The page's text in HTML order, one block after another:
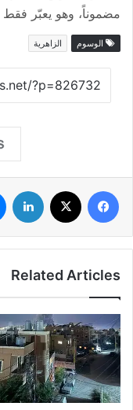
مضموناً، وهو يعبّر
الوسوم الزاهرية
فيسبوك
Related Articles